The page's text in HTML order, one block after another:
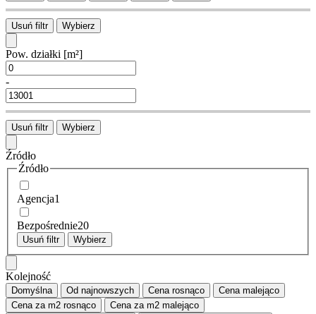
Usuń filtr Wybierz
Pow. działki [m²]
-
Usuń filtr Wybierz
Źródło
Źródło
Agencja1
Bezpośrednie20
Usuń filtr Wybierz
Kolejność
Domyślna Od najnowszych Cenarosnąco Cenamalejąco
Cena za m2 rosnąco Cena za m2 malejąco